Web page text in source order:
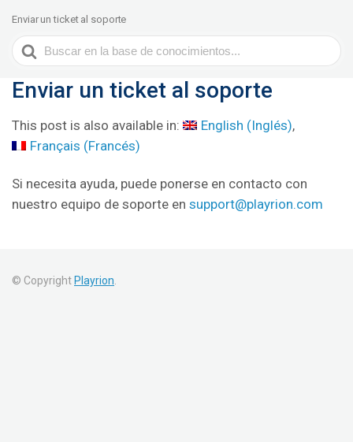
Enviar un ticket al soporte
Search
For
Enviar un ticket al soporte
This post is also available in: English (Inglés)
Français (Francés)
Si necesita ayuda, puede ponerse en contacto con
nuestro equipo de soporte en support@playrion.com
© Copyright Playrion